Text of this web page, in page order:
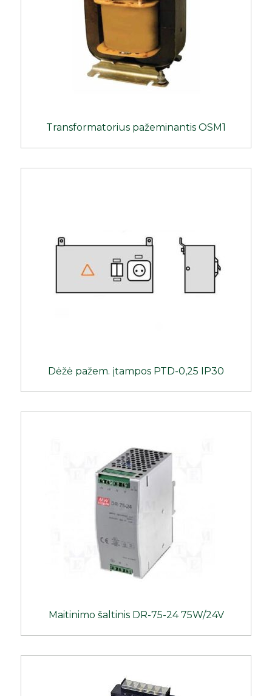
Transformatorius pažeminantis OSM1
Dėžė pažem. įtampos PTD-0,25 IP30
Maitinimo šaltinis DR-75-24 75W/24V